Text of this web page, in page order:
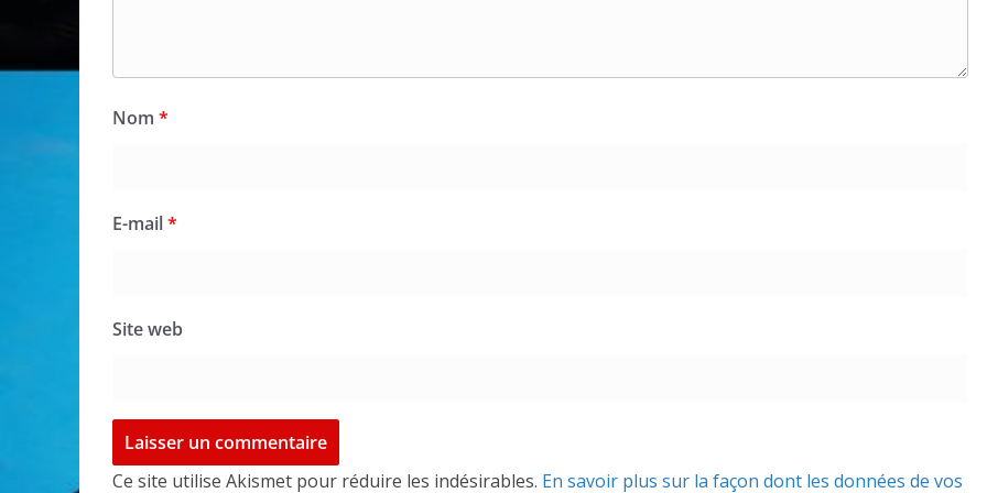
Nom *
E-mail*
Site web
Ce site utilise Akismet pour réduire les indésirables. En savoir plus sur la façon dont les données de vos